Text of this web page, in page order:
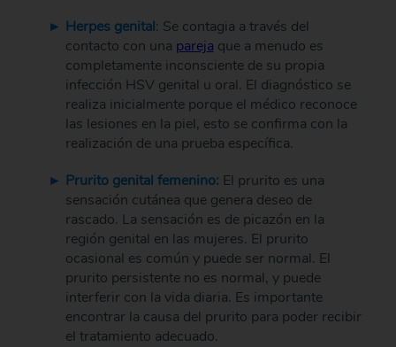
Herpes genital: Se contagia a través del
contacto con una pareja que a menudo es
completamente inconsciente de su propia
infección HSV genital u oral. El diagnóstico se
realiza inicialmente porque el médico reconoce
las lesiones en la piel, esto se confirma con la
realización de una prueba específica.
Prurito genital femenino: El prurito es una
sensación cutánea que genera deseo de
rascado. La sensación es de picazón en la
región genital en las mujeres. El prurito
ocasional es común y puede ser normal. El
prurito persistente no es normal, y puede
interferir con la vida diaria. Es importante
encontrar la causa del prurito para poder recibir
el tratamiento adecuado.